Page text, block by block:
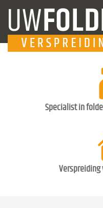
Specialist in
Verspreiding